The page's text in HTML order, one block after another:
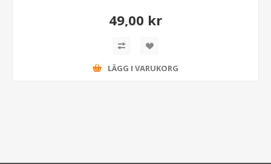
49,00 kr
LÄGG I VARUKORG